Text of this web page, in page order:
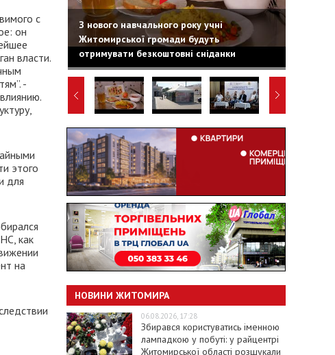
с
он
власти.
-
этого
для
как
на
З нового навчального року учні
Житомирської громади будуть
отримувати безкоштовні сніданки
НОВИНИ ЖИТОМИРА
06.08.2026, 17:28
Збирався користуватись іменною
лампадкою у побуті: у райцентрі
Житомирської області розшукали